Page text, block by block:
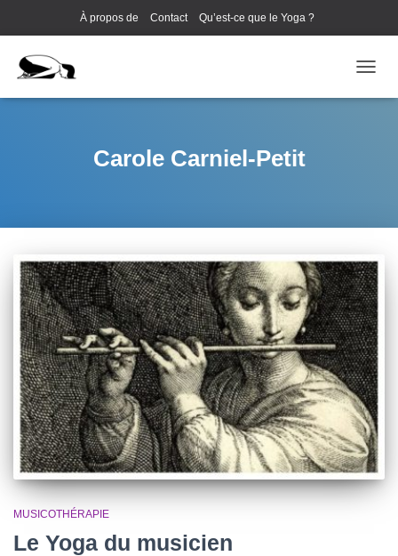
À propos de Contact Qu’est-ce que le Yoga ?
Carole Carniel-Petit
MUSICOTHÉRAPIE
Le Yoga du musicien